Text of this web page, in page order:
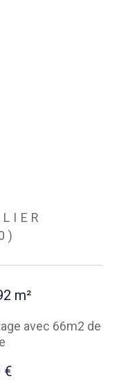
m²
avec 66m2 de
€